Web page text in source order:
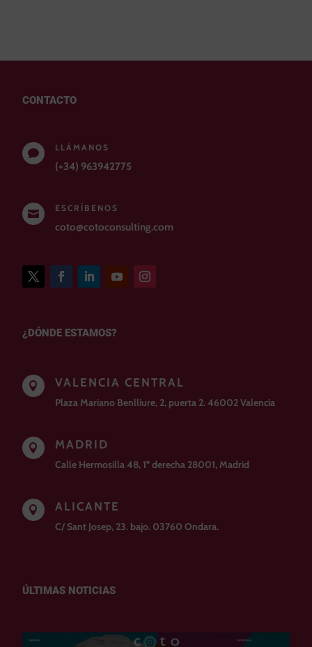
CONTACTO

LLÁMANOS
(+34) 963942775

ESCRÍBENOS
coto@cotoconsulting.com
¿DÓNDE ESTAMOS?
 VALENCIA CENTRAL
Plaza Mariano Benlliure, 2, puerta 2. 46002 Valencia
 MADRID
Calle Hermosilla 48, 1º derecha 28001, Madrid
 ALICANTE
C/ Sant Josep, 23. bajo. 03760 Ondara.
ÚLTIMAS NOTICIAS